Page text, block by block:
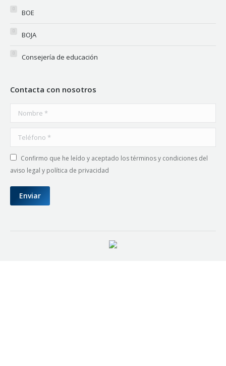
BOE
BOJA
Consejería de educación
Contacta con nosotros
Nombre *
Teléfono *
Confirmo que he leído y aceptado los términos y condiciones del
aviso legal y política de privacidad
Enviar